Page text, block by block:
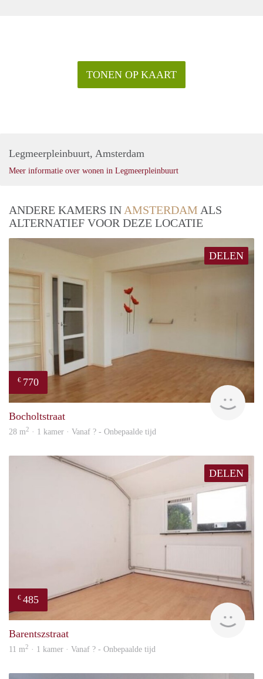
TONEN OP KAART
Legmeerpleinbuurt, Amsterdam
Meer informatie over wonen in Legmeerpleinbuurt
ANDERE KAMERS IN AMSTERDAM ALS
ALTERNATIEF VOOR DEZE LOCATIE
DELEN
€ 770
Bocholtstraat
28 m2 · 1 kamer · Vanaf ? - Onbepaalde tijd
DELEN
€ 485
Barentszstraat
11 m2 · 1 kamer · Vanaf ? - Onbepaalde tijd